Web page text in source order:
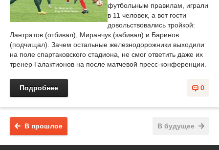
футбольным правилам, играли
в 11 человек, а вот гости
довольствовались тройкой:
Лантратов (отбивал), Миранчук (забивал) и Баринов
(подчищал). Зачем остальные железнодорожники выходили
на поле спартаковского стадиона, не смог ответить даже их
тренер Галактионов на после матчевой пресс-конференции.
0
Подробнее
В будущее
В прошлое